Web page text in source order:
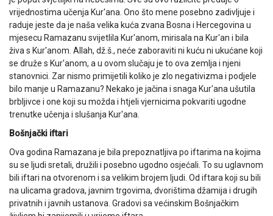
vrijednostima učenja Kur'ana. Ono što mene posebno zadivljuje i
raduje jeste da je naša velika kuća zvana Bosna i Hercegovina u
mjesecu Ramazanu svijetlila Kur'anom, mirisala na Kur'an i bila
živa s Kur'anom. Allah, dž.š., neće zaboraviti ni kuću ni ukućane koji
se druže s Kur'anom, a u ovom slučaju je to ova zemlja i njeni
stanovnici. Zar nismo primijetili koliko je zlo negativizma i podjele
bilo manje u Ramazanu? Nekako je jačina i snaga Kur'ana ušutila
brbljivce i one koji su možda i htjeli vjernicima pokvariti ugodne
trenutke učenja i slušanja Kur'ana.
Bošnjački iftari
Ova godina Ramazana je bila prepoznatljiva po iftarima na kojima
su se ljudi sretali, družili i posebno ugodno osjećali. To su uglavnom
bili iftari na otvorenom i sa velikim brojem ljudi. Od iftara koji su bili
na ulicama gradova, javnim trgovima, dvorištima džamija i drugih
privatnih i javnih ustanova. Gradovi sa većinskim Bošnjačkim